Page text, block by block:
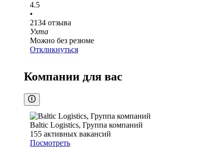
4.5
•
2134 отзыва
Ухта
Можно без резюме
Откликнуться
Компании для вас
Baltic Logistics, Группа компаний
155 активных вакансий
Посмотреть